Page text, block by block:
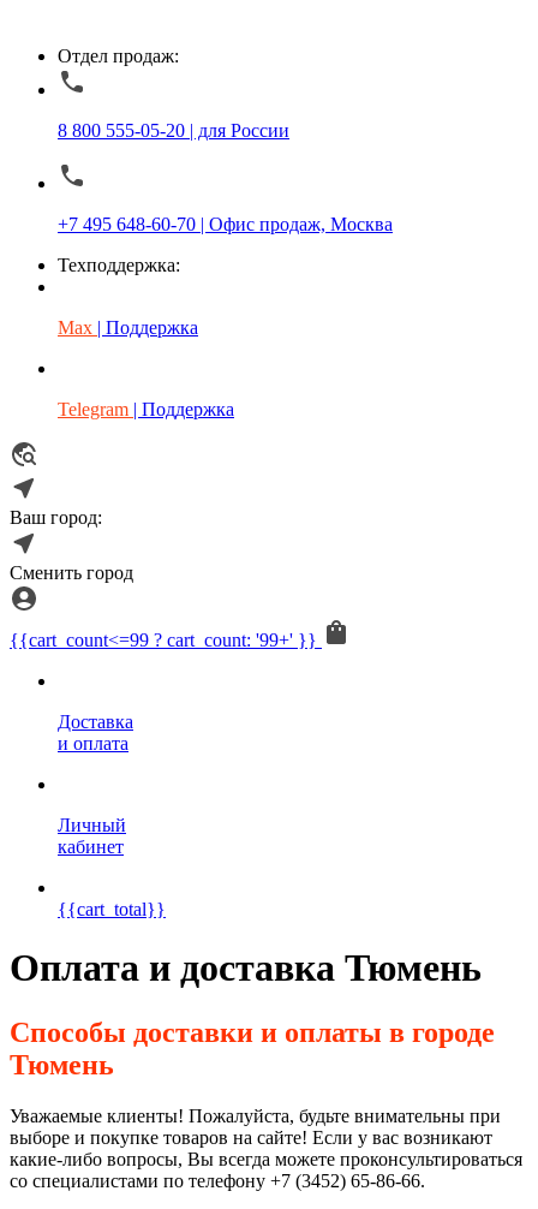
Отдел продаж:
8 800 555-05-20 | для России
+7 495 648-60-70 | Офис продаж, Москва
Техподдержка:
Max | Поддержка
Telegram | Поддержка
Ваш город:
Сменить город
{{cart_count<=99 ? cart_count: '99+' }}
Доставка
и оплата
Личный
кабинет
{{cart_total}}
Оплата и доставка Тюмень
Способы доставки и оплаты в городе
Тюмень
Уважаемые клиенты! Пожалуйста, будьте внимательны при
выборе и покупке товаров на сайте! Если у вас возникают
какие-либо вопросы, Вы всегда можете проконсультироваться
со специалистами по телефону +7 (3452) 65-86-66.